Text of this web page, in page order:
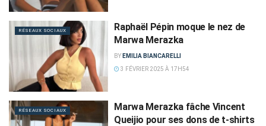
RÉSEAUX SOCIAUX
Raphaël Pépin moque le nez de
Marwa Merazka
BY EMILIA BIANCARELLI
3 FÉVRIER 2025 À 17H54
RÉSEAUX SOCIAUX
Marwa Merazka fâche Vincent
Queijio pour ses dons de t-shirts